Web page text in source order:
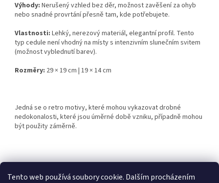
Tento web používá soubory cookie. Dalším procházením
Výhody: Nerušený vzhled bez děr, možnost zavěšení za ohyb
nebo snadné provrtání přesně tam, kde potřebujete.
Vlastnosti: Lehký, nerezový materiál, elegantní profil. Tento
typ cedule není vhodný na místy s intenzivním slunečním svitem
(možnost vyblednutí barev).
Rozměry: 29 × 19 cm | 19 × 14 cm
Jedná se o retro motivy, které mohou vykazovat drobné
nedokonalosti, které jsou úměrné době vzniku, případně mohou
být použity záměrně.
Z
Retro-Darky.cz Krowki.cz